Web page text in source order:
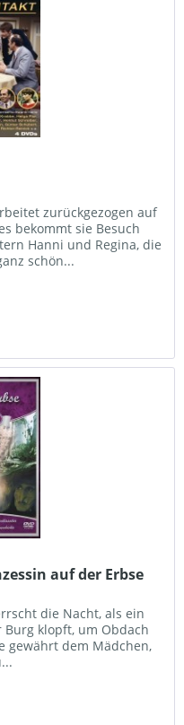
zurückgezogen auf
bekommt sie Besuch
Hanni und Regina, die
schön...
auf der Erbse
die Nacht, als ein
klopft, um Obdach
gewährt dem Mädchen,